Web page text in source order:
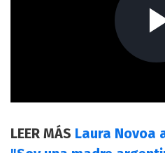
LEER MÁS Laura Novoa